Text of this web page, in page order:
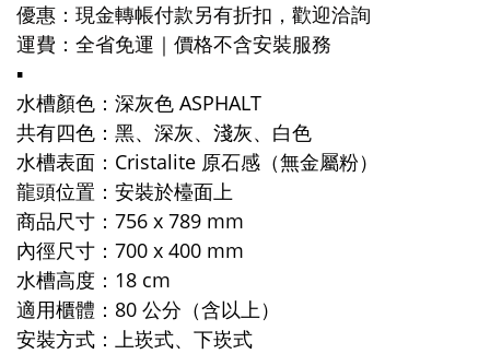
優惠 ： 現金轉帳付款另有折扣，歡迎洽詢
運費 ： 全省免運｜ 價格不含安裝服務
▪️
水槽顏色：深灰色 ASPHALT
共有四色：黑、深灰、淺灰、白色
水槽表面：Cristalite 原石感（無金屬粉）
龍頭位置：安裝於檯面上
商品尺寸：756 x 789 mm
內徑尺寸：700 x 400 mm
水槽高度：18 cm
適用櫃體：80 公分（含以上）
安裝方式：上崁式、下崁式